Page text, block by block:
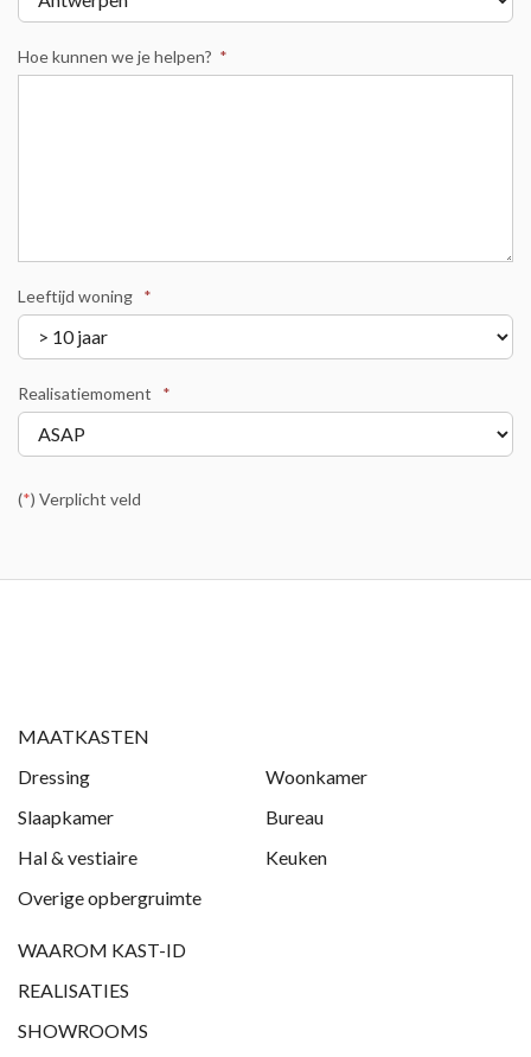
Hoe kunnen we je helpen? *
Leeftijd woning *
Realisatiemoment *
(*) Verplicht veld
MAATKASTEN
Dressing
Woonkamer
Slaapkamer
Bureau
Hal & vestiaire
Keuken
Overige opbergruimte
WAAROM KAST-ID
REALISATIES
SHOWROOMS